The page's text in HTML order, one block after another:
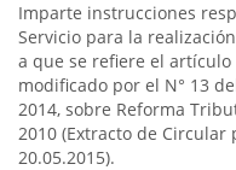
Imparte instrucciones
Servicio para la
a que se refiere el
modificado por el N° 13
2014, sobre Reforma
2010 (Extracto de
20.05.2015).